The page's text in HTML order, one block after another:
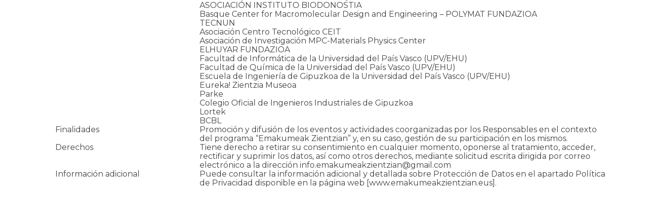
ASOCIACIÓN INSTITUTO BIODONOSTIA
Basque Center for Macromolecular Design and Engineering – POLYMAT FUNDAZIOA
TECNUN
Asociación Centro Tecnológico CEIT
Asociación de Investigación MPC-Materials Physics Center
ELHUYAR FUNDAZIOA
Facultad de Informática de la Universidad del País Vasco (UPV/EHU)
Facultad de Química de la Universidad del País Vasco (UPV/EHU)
Escuela de Ingeniería de Gipuzkoa de la Universidad del País Vasco (UPV/EHU)
Eureka! Zientzia Museoa
Parke
Colegio Oficial de Ingenieros Industriales de Gipuzkoa
Lortek
BCBL
Finalidades
Promoción y difusión de los eventos y actividades coorganizadas por los Responsables en el contexto
del programa “Emakumeak Zientzian” y, en su caso, gestión de su participación en los mismos.
Derechos
Tiene derecho a retirar su consentimiento en cualquier momento, oponerse al tratamiento, acceder,
rectificar y suprimir los datos, así como otros derechos, mediante solicitud escrita dirigida por correo
electrónico a la dirección info.emakumeakzientzian@gmail.com
Información adicional
Puede consultar la información adicional y detallada sobre Protección de Datos en el apartado Política
de Privacidad disponible en la página web [www.emakumeakzientzian.eus].